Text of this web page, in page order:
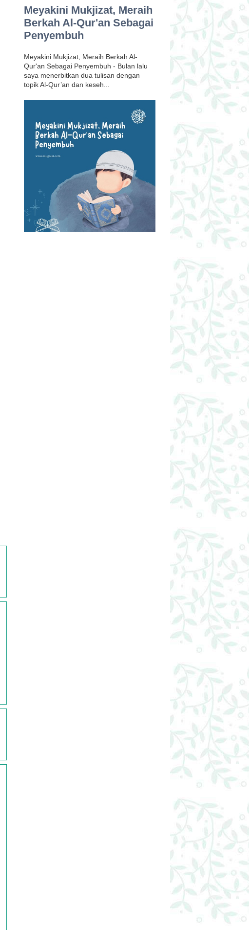
Meyakini Mukjizat, Meraih
Berkah Al-Qur'an Sebagai
Penyembuh
Meyakini Mukjizat, Meraih Berkah Al-
Qur'an Sebagai Penyembuh - Bulan lalu
saya menerbitkan dua tulisan dengan
topik Al-Qur’an dan keseh...